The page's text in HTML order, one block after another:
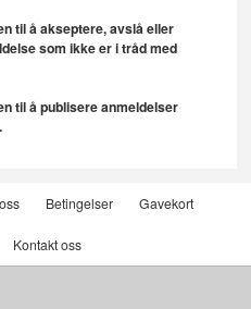
til å akseptere, avslå eller
som ikke er i tråd med
til å publisere anmeldelser
Betingelser Gavekort
Kontakt oss